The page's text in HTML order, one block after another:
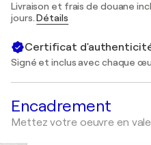
Livraison et frais de douane
jours.Détails
Certificat
Signé et inclus avec chaque
Encadrement
Mettez votre oeuvre en